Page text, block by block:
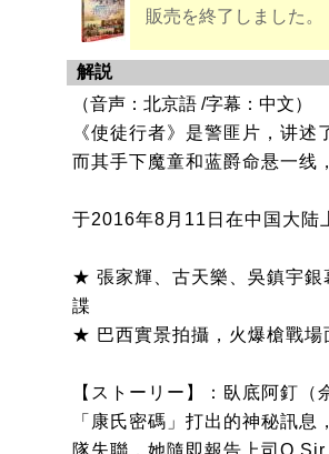
販売を終了しました。
解説
（音声：北京語 /字幕：中文）
《使徒行者》是警匪片，讲
而其手下魔童和蓝爵命悬一线
于2016年8月11日在中国大陆
★ 張家輝、古天樂、吳鎮宇銀
諜
★ 巴西實景拍攝，火爆槍戰場
【ストーリー】：臥底阿釘
「康氏密碼」打出的神秘訊
隊失聯，她隨即報告上司Q